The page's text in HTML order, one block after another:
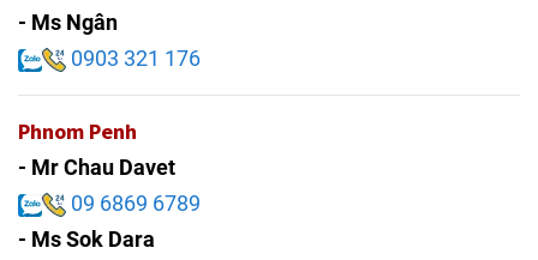
- Ms Ngân
0903 321 176
Phnom Penh
- Mr Chau Davet
09 6869 6789
- Ms Sok Dara